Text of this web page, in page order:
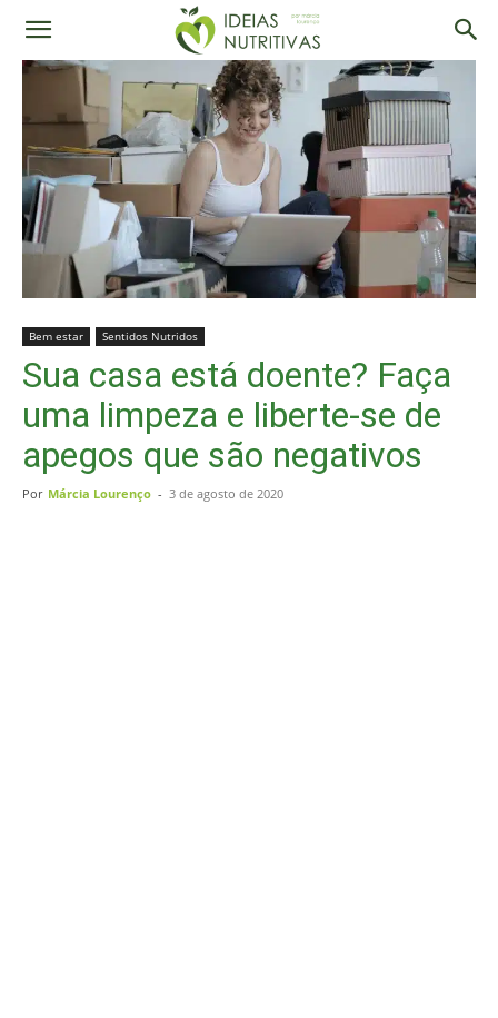
Bem estar Sentidos Nutridos
Sua casa está doente? Faça
uma limpeza e liberte-se de
apegos que são negativos
Por Márcia Lourenço - 3 de agosto de 2020